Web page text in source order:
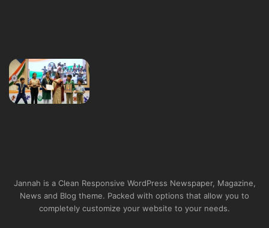
Jannah is a Clean Responsive WordPress Newspaper, Magazine,
News and Blog theme. Packed with options that allow you to
completely customize your website to your needs.